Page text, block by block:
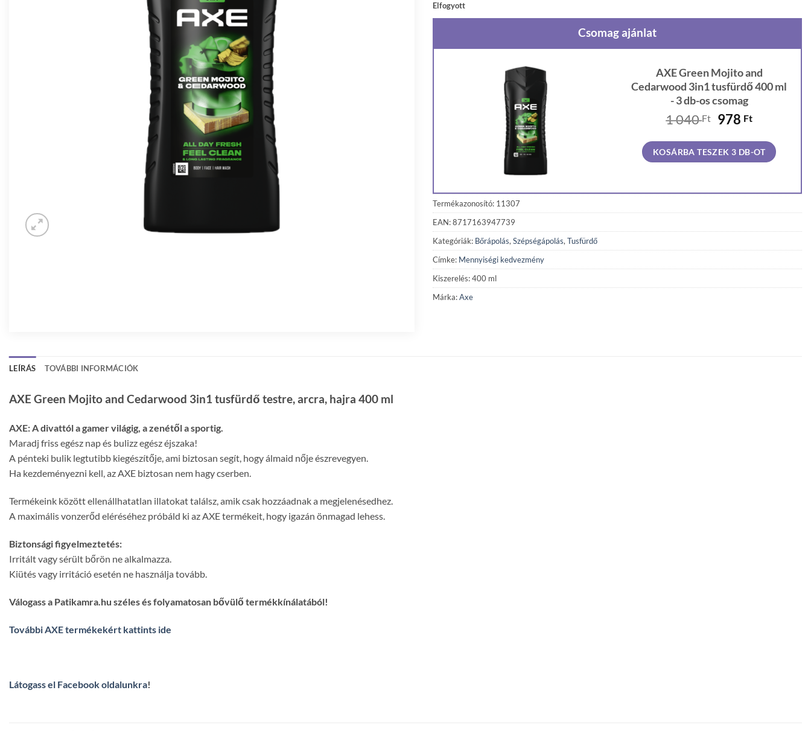
Elfogyott
Csomag ajánlat
AXE Green Mojito and
Cedarwood 3in1 tusfürdő 400 ml
- 3 db-os csomag
1 040Ft
Original
was:
1
978 FtCurrent
is:
978 Ft.
KOSÁRBA TESZEK 3 DB-OT
Termékazonosító: 11307
EAN: 8717163947739
Kategóriák: Bőrápolás, Szépségápolás, Tusfürdő
Címke: Mennyiségi kedvezmény
Kiszerelés: 400 ml
Márka:Axe
LEÍRÁS TOVÁBBI INFORMÁCIÓK
AXE Green Mojito and Cedarwood 3in1 tusfürdő testre, arcra, hajra 400 ml
AXE: A divattól a gamer világig, a zenétől a sportig.
Maradj friss egész nap és bulizz egész éjszaka!
A pénteki bulik legtutibb kiegészítője, ami biztosan segít, hogy álmaid nője észrevegyen.
Ha kezdeményezni kell, az AXE biztosan nem hagy cserben.
Termékeink között ellenállhatatlan illatokat találsz, amik csak hozzáadnak a megjelenésedhez.
A maximális vonzerőd eléréséhez próbáld ki az AXE termékeit, hogy igazán önmagad lehess.
Biztonsági figyelmeztetés:
Irritált vagy sérült bőrön ne alkalmazza.
Kiütés vagy irritáció esetén ne használja tovább.
Válogass a Patikamra.hu széles és folyamatosan bővülő termékkínálatából!
További AXE termékekért kattints ide
Látogass el Facebook oldalunkra!